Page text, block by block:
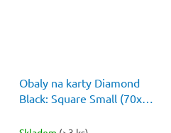
Obaly na karty Diamond
Black: Square Small (70x70